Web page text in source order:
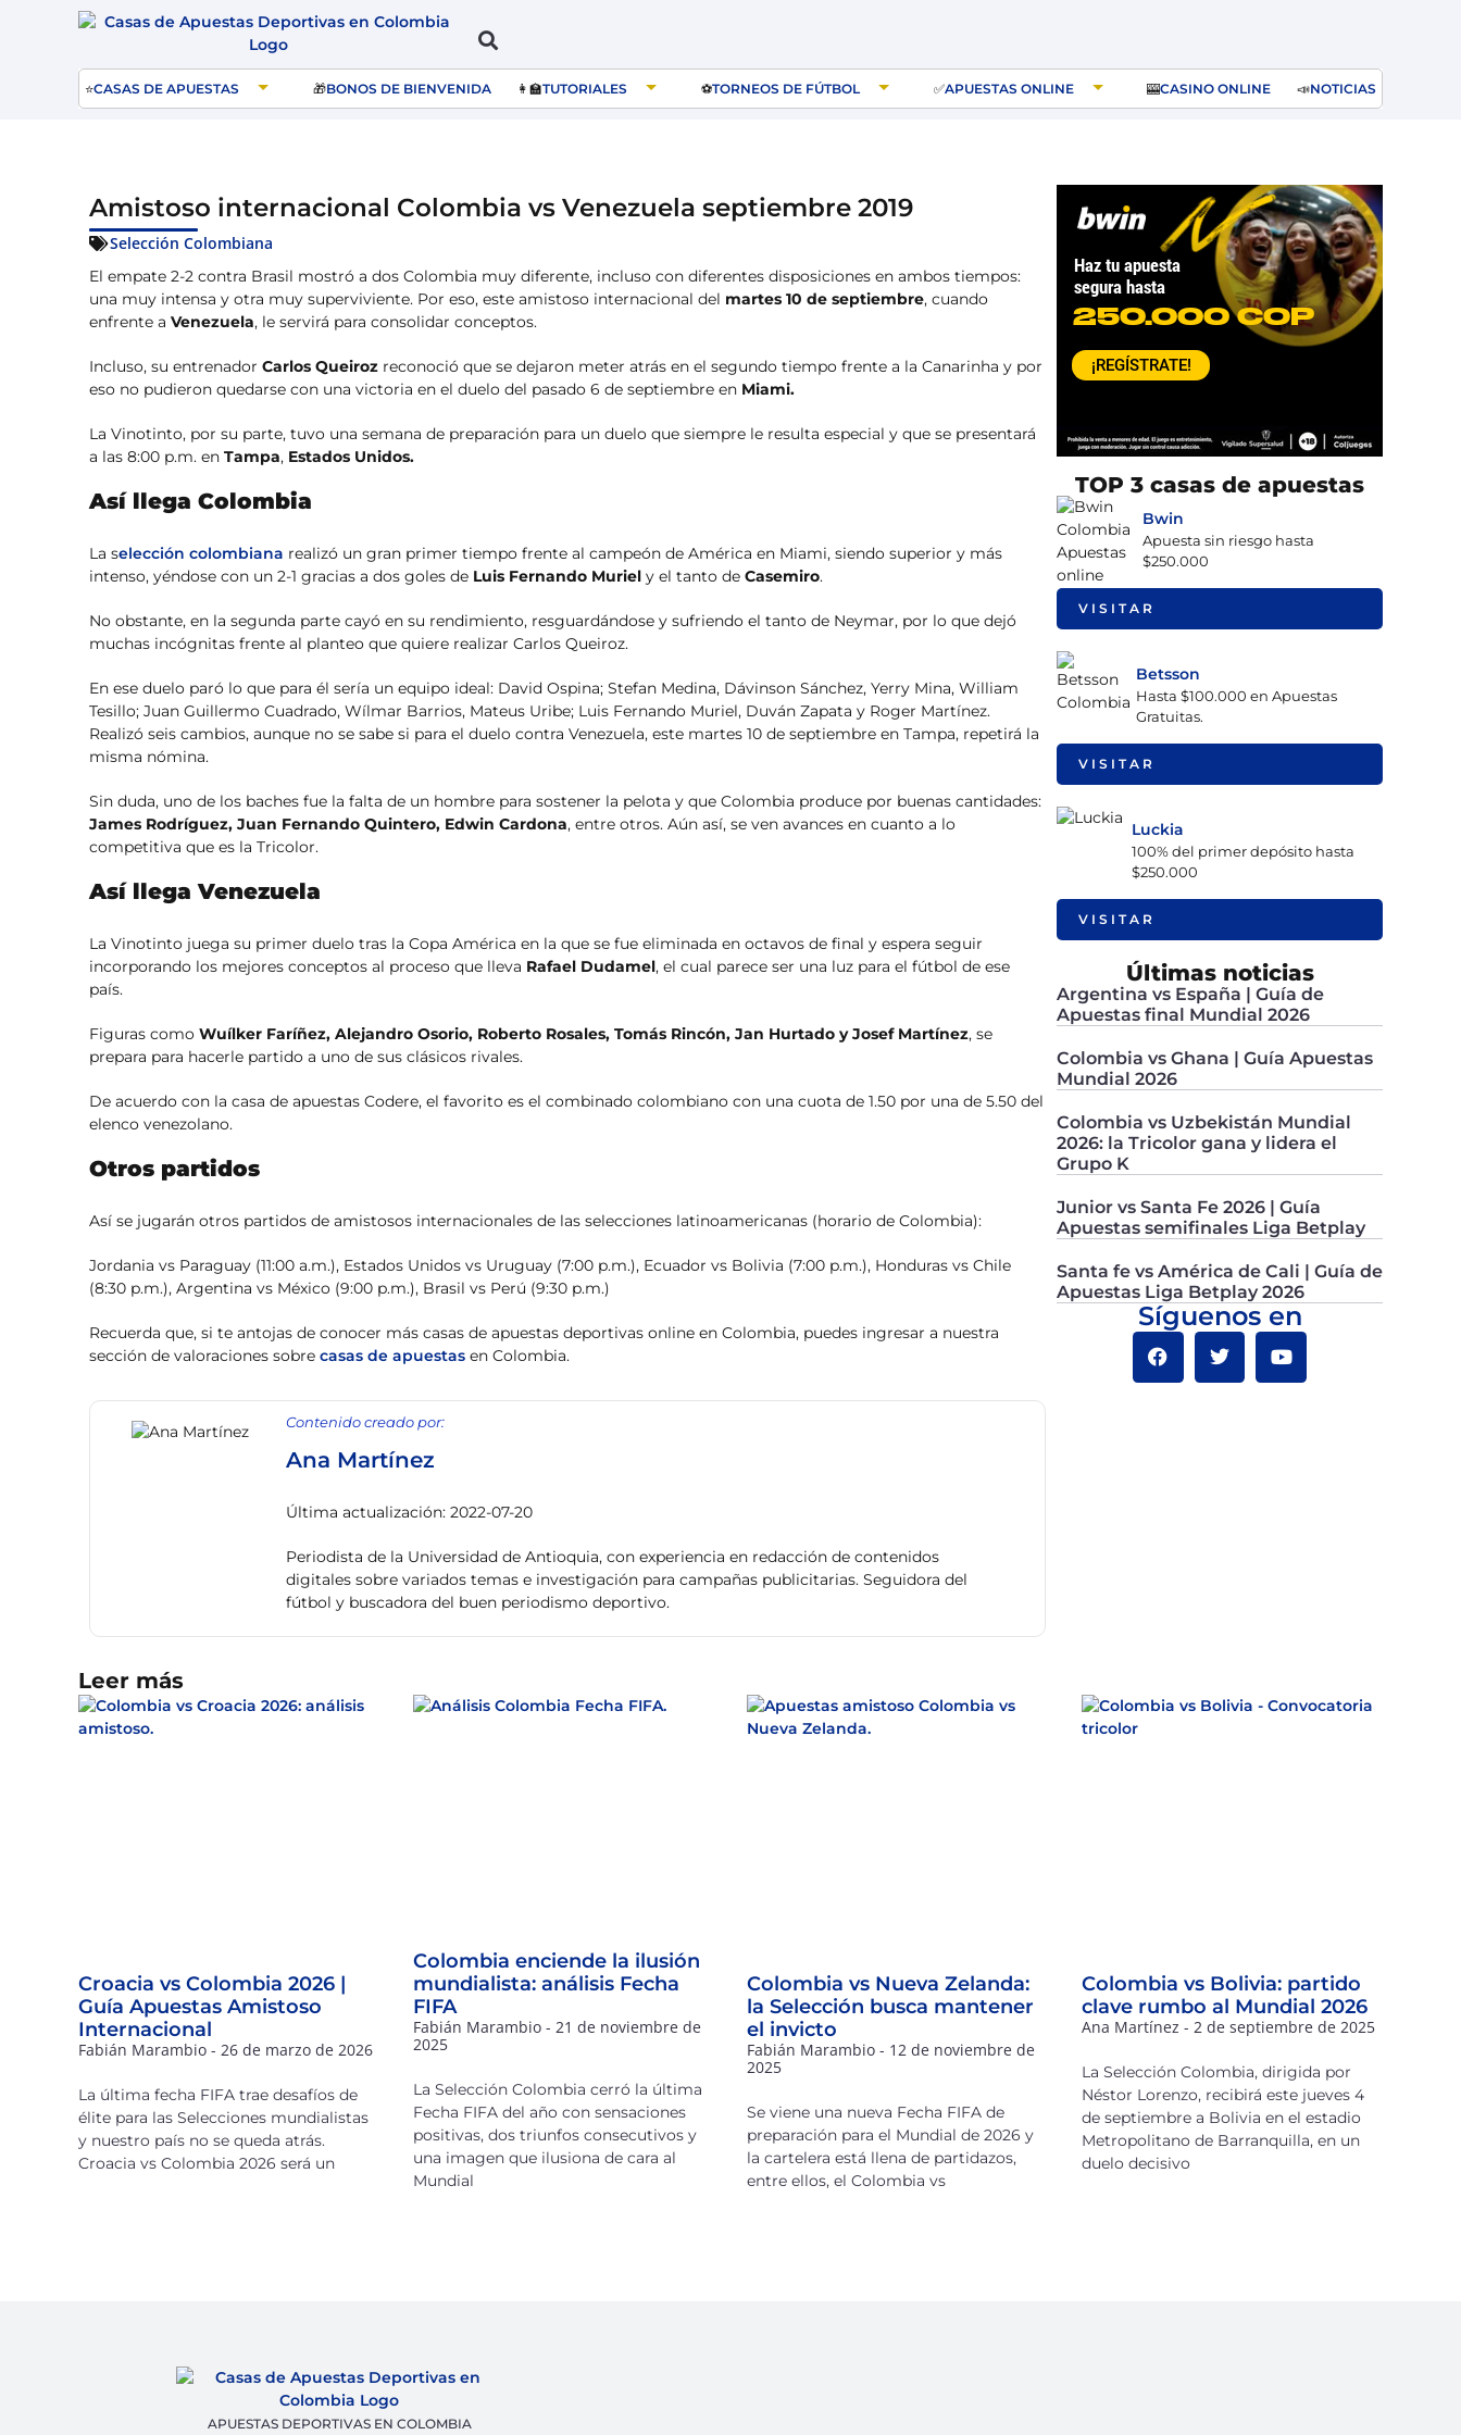
⭐CASAS DE APUESTAS 🎁BONOS DE BIENVENIDA 👩‍🏫TUTORIALES ⚽️TORNEOS DE FÚTBOL ✅APUESTAS ONLINE 🎰CASINO ONLINE 📣NOTICIAS
Amistoso internacional Colombia vs Venezuela septiembre 2019
Selección Colombiana
El empate 2-2 contra Brasil mostró a dos Colombia muy diferente, incluso con diferentes disposiciones en ambos tiempos:
una muy intensa y otra muy superviviente. Por eso, este amistoso internacional del martes 10 de septiembre, cuando
enfrente a Venezuela, le servirá para consolidar conceptos.
Incluso, su entrenador Carlos Queiroz reconoció que se dejaron meter atrás en el segundo tiempo frente a la Canarinha y por
eso no pudieron quedarse con una victoria en el duelo del pasado 6 de septiembre en Miami.
La Vinotinto, por su parte, tuvo una semana de preparación para un duelo que siempre le resulta especial y que se presentará
a las 8:00 p.m. en Tampa, Estados Unidos.
Así llega Colombia
La selección colombiana realizó un gran primer tiempo frente al campeón de América en Miami, siendo superior y más
intenso, yéndose con un 2-1 gracias a dos goles de Luis Fernando Muriel y el tanto de Casemiro.
No obstante, en la segunda parte cayó en su rendimiento, resguardándose y sufriendo el tanto de Neymar, por lo que dejó
muchas incógnitas frente al planteo que quiere realizar Carlos Queiroz.
En ese duelo paró lo que para él sería un equipo ideal: David Ospina; Stefan Medina, Dávinson Sánchez, Yerry Mina, William
Tesillo; Juan Guillermo Cuadrado, Wílmar Barrios, Mateus Uribe; Luis Fernando Muriel, Duván Zapata y Roger Martínez.
Realizó seis cambios, aunque no se sabe si para el duelo contra Venezuela, este martes 10 de septiembre en Tampa, repetirá la
misma nómina.
Sin duda, uno de los baches fue la falta de un hombre para sostener la pelota y que Colombia produce por buenas cantidades:
James Rodríguez, Juan Fernando Quintero, Edwin Cardona, entre otros. Aún así, se ven avances en cuanto a lo
competitiva que es la Tricolor.
Así llega Venezuela
La Vinotinto juega su primer duelo tras la Copa América en la que se fue eliminada en octavos de final y espera seguir
incorporando los mejores conceptos al proceso que lleva Rafael Dudamel, el cual parece ser una luz para el fútbol de ese
país.
Figuras como Wuílker Faríñez, Alejandro Osorio, Roberto Rosales, Tomás Rincón, Jan Hurtado y Josef Martínez, se
prepara para hacerle partido a uno de sus clásicos rivales.
De acuerdo con la casa de apuestas Codere, el favorito es el combinado colombiano con una cuota de 1.50 por una de 5.50 del
elenco venezolano.
Otros partidos
Así se jugarán otros partidos de amistosos internacionales de las selecciones latinoamericanas (horario de Colombia):
Jordania vs Paraguay (11:00 a.m.), Estados Unidos vs Uruguay (7:00 p.m.), Ecuador vs Bolivia (7:00 p.m.), Honduras vs Chile
(8:30 p.m.), Argentina vs México (9:00 p.m.), Brasil vs Perú (9:30 p.m.)
Recuerda que, si te antojas de conocer más casas de apuestas deportivas online en Colombia, puedes ingresar a nuestra
sección de valoraciones sobre casas de apuestas en Colombia.
Contenido creado por:
Ana Martínez
Última actualización: 2022-07-20
Periodista de la Universidad de Antioquia, con experiencia en redacción de contenidos
digitales sobre variados temas e investigación para campañas publicitarias. Seguidora del
fútbol y buscadora del buen periodismo deportivo.
TOP 3 casas de apuestas
Bwin
Apuesta sin riesgo hasta
$250.000
VISITAR
Betsson
Hasta $100.000 en Apuestas
Gratuitas.
VISITAR
Luckia
100% del primer depósito hasta
$250.000
VISITAR
Últimas noticias
Argentina vs España | Guía de
Apuestas final Mundial 2026
Colombia vs Ghana | Guía Apuestas
Mundial 2026
Colombia vs Uzbekistán Mundial
2026: la Tricolor gana y lidera el
Grupo K
Junior vs Santa Fe 2026 | Guía
Apuestas semifinales Liga Betplay
Santa fe vs América de Cali | Guía de
Apuestas Liga Betplay 2026
Síguenos en
Leer más
Croacia vs Colombia 2026 |
Guía Apuestas Amistoso
Internacional
Fabián Marambio 26 de marzo de 2026
La última fecha FIFA trae desafíos de
élite para las Selecciones mundialistas
y nuestro país no se queda atrás.
Croacia vs Colombia 2026 será un
Colombia enciende la ilusión
mundialista: análisis Fecha
FIFA
Fabián Marambio
21 de noviembre de
2025
La Selección Colombia cerró la última
Fecha FIFA del año con sensaciones
positivas, dos triunfos consecutivos y
una imagen que ilusiona de cara al
Mundial
Colombia vs Nueva Zelanda:
la Selección busca mantener
el invicto
Fabián Marambio
12 de noviembre de
2025
Se viene una nueva Fecha FIFA de
preparación para el Mundial de 2026 y
la cartelera está llena de partidazos,
entre ellos, el Colombia vs
Colombia vs Bolivia: partido
clave rumbo al Mundial 2026
Ana Martínez 2 de septiembre de 2025
La Selección Colombia, dirigida por
Néstor Lorenzo, recibirá este jueves 4
de septiembre a Bolivia en el estadio
Metropolitano de Barranquilla, en un
duelo decisivo
APUESTAS DEPORTIVAS EN COLOMBIA